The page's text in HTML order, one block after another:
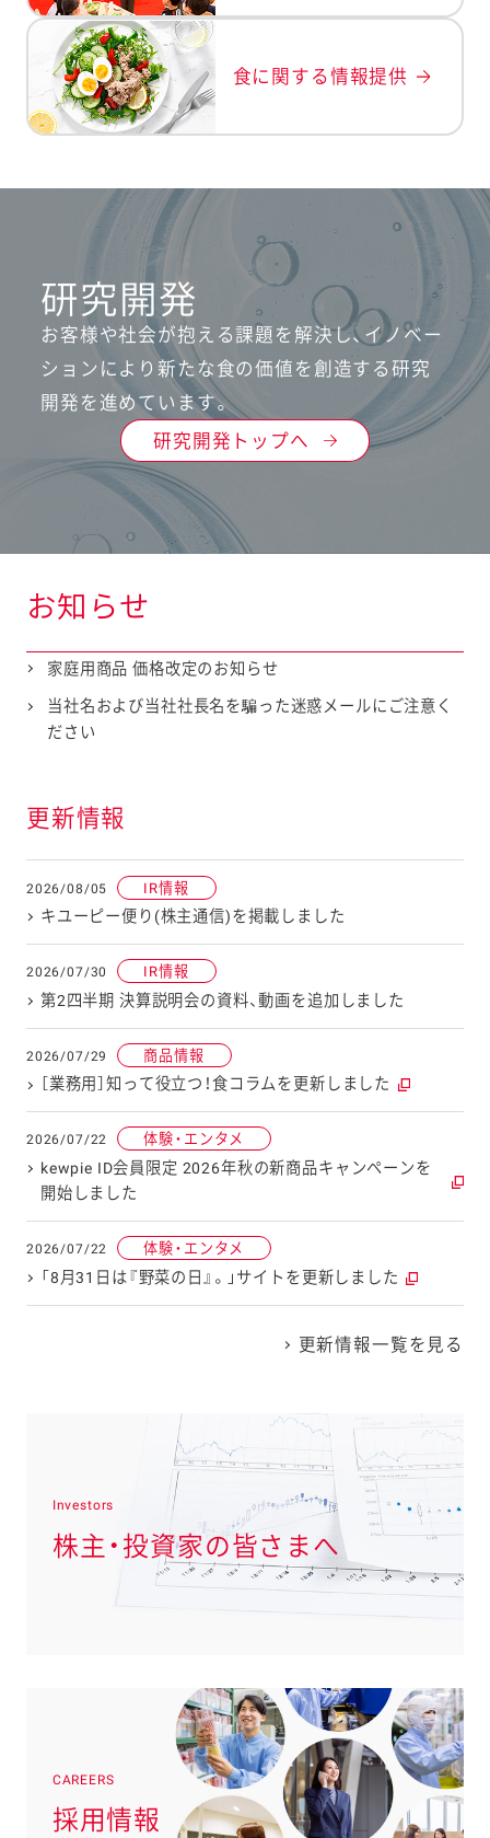
食に関する情報提供
研究開発
お客様や社会が抱える課題を解決し、イノベー
ションにより 新たな食の価値を創造する研究
開発を進めています。
研究開発トップへ
お知らせ
家庭用商品 価格改定のお知らせ
当社名および当社社長名を騙った迷惑メールにご注意く
ださい
更新情報
更新情報一覧を見る
2026/08/05 IR情報
キユーピー便り(株主通信)を掲載しました
2026/07/30 IR情報
第2四半期 決算説明会の資料、動画を追加しました
2026/07/29 商品情報
［業務用］知って役立つ！食コラムを更新しました
2026/07/22 体験・エンタメ
kewpie ID会員限定 2026年秋の新商品キャンペーンを
開始しました​
2026/07/22 体験・エンタメ
「8月31日は『野菜の日』。」サイトを更新しました
Investors
株主・投資家の皆さまへ
CAREERS
採用情報